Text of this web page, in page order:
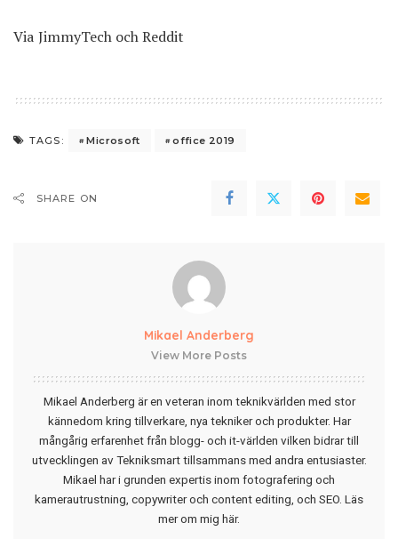
Via JimmyTech ochReddit
TAGS: Microsoft office 2019
SHARE ON
Mikael Anderberg
View More Posts
Mikael Anderberg är en veteran inom teknikvärlden med stor
kännedom kring tillverkare, nya tekniker och produkter. Har
mångårig erfarenhet från blogg- och it-världen vilken bidrar till
utvecklingen av Tekniksmart tillsammans med andra entusiaster.
Mikael har i grunden expertis inom fotografering och
kamerautrustning, copywriter och content editing, och SEO. Läs
mer om mig här.